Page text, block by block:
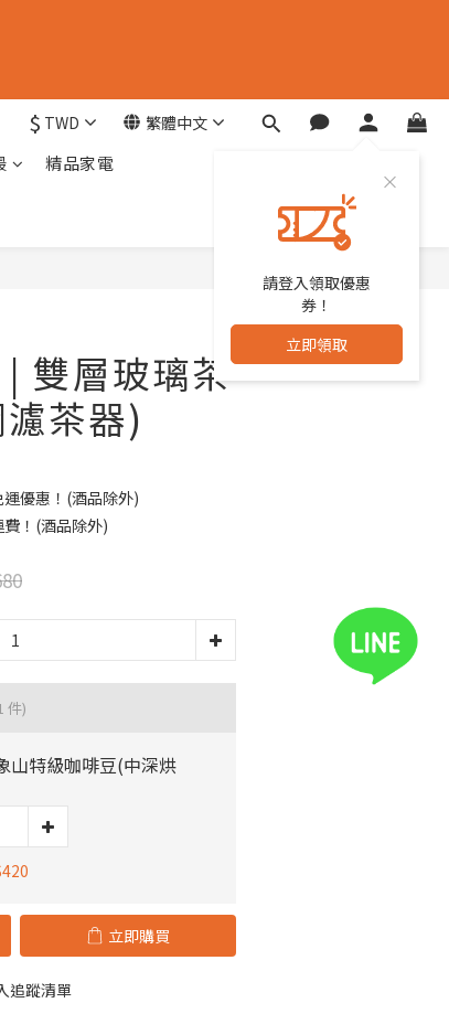
$ TWD 繁體中文
請登入領取優惠
券！
立即領取
精品家電
雙層玻璃茶
茶器)
優惠！(酒品除外)
！(酒品除外)
件)
山特級咖啡豆(中深烘
立即購買
追蹤清單
立即購買